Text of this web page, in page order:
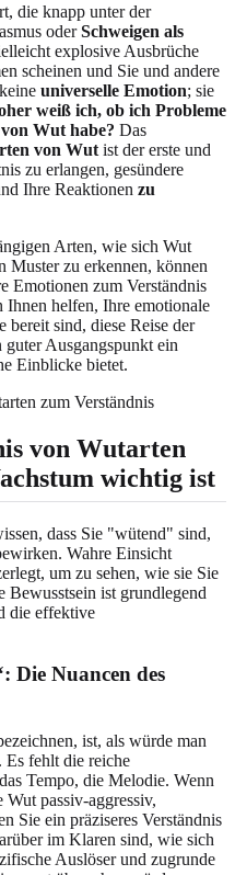
die knapp unter der
oderSchweigen als
explosive Ausbrüche
scheinen und Sie und andere
universelle Emotion; sie
weiß ich, ob ich Probleme
Wut habe? Das
von Wut ist der erste und
zu erlangen, gesündere
Ihre Reaktionen zu
Arten, wie sich Wut
Muster zu erkennen, können
Emotionen zum Verständnis
Ihnen helfen, Ihre emotionale
bereit sind, diese Reise der
guter Ausgangspunkt ein
Einblicke bietet.
von Wutarten
wichtig ist
dass Sie "wütend" sind,
Wahre Einsicht
um zu sehen, wie sie Sie
Bewusstsein ist grundlegend
die effektive
Die Nuancen des
ist, als würde man
Es fehlt die reiche
Tempo, die Melodie. Wenn
passiv-aggressiv,
Sie ein präziseres Verständnis
im Klaren sind, wie sich
Auslöser und zugrunde